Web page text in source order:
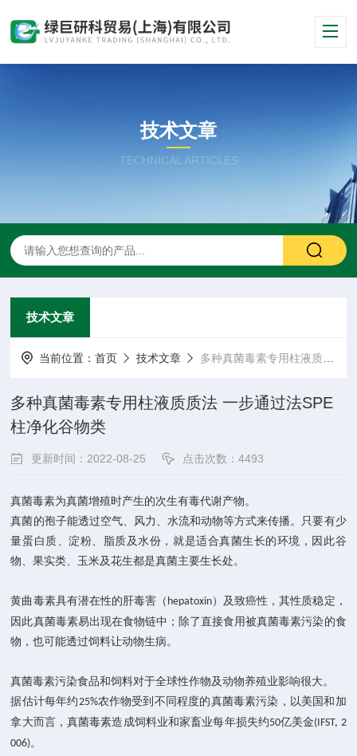
技术文章
TECHNICAL ARTICLES
技术文章
当前位置：首页 技术文章 多种真菌毒素专用柱液质质法 一步通过法SPE柱净化谷物类
多种真菌毒素专用柱液质质法 一步通过法SPE
柱净化谷物类
更新时间：2022-08-25 点击次数：4493
真菌毒素为真菌增殖时产生的次生有毒代谢产物。
真菌的孢子能透过空气、风力、水流和动物等方式来传播。只要有少
量蛋白质、淀粉、脂质及水份，就是适合真菌生长的环境，因此谷
物、果实类、玉米及花生都是真菌主要生长处。
黄曲毒素具有潜在性的肝毒害（ hepatoxin）及致癌性，其性质稳定，
因此真菌毒素易出现在食物链中；除了直接食用被真菌毒素污染的食
物，也可能透过饲料让动物生病。
真菌毒素污染食品和饲料对于全球性作物及动物养殖业影响很大。
据估计每年约25%农作物受到不同程度的真菌毒素污染，以美国和加
拿大而言，真菌毒素造成饲料业和家畜业每年损失约50亿美金(IFST, 2
006)。